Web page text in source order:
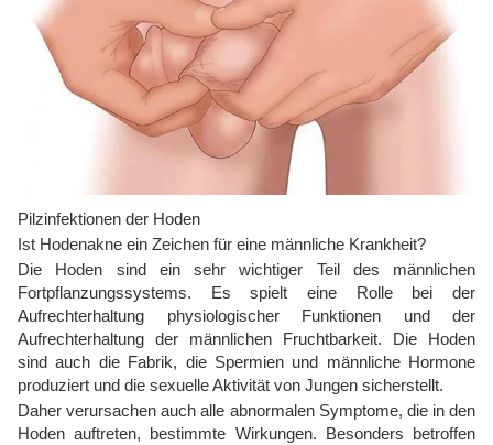
Pilzinfektionen der Hoden
Ist Hodenakne ein Zeichen für eine männliche Krankheit?
Die Hoden sind ein sehr wichtiger Teil des männlichen
Fortpflanzungssystems. Es spielt eine Rolle bei der
Aufrechterhaltung physiologischer Funktionen und der
Aufrechterhaltung der männlichen Fruchtbarkeit. Die Hoden
sind auch die Fabrik, die Spermien und männliche Hormone
produziert und die sexuelle Aktivität von Jungen sicherstellt.
Daher verursachen auch alle abnormalen Symptome, die in den
Hoden auftreten, bestimmte Wirkungen. Besonders betroffen